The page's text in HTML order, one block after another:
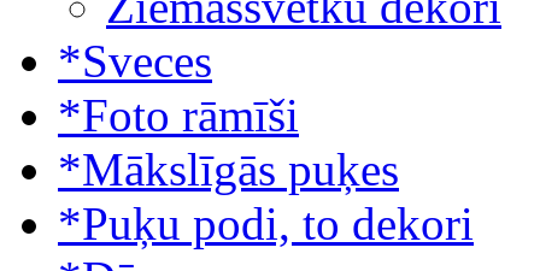
*Sveces
*Foto rāmīši
*Mākslīgās puķes
*Puķu podi, to dekori